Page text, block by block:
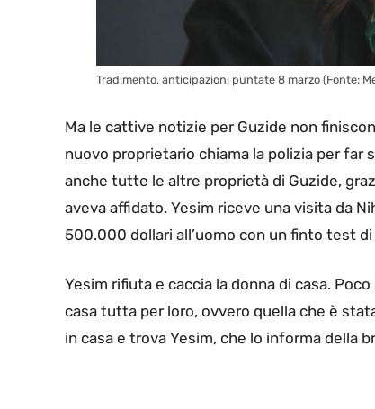
Tradimento, anticipazioni puntate 8 marzo (Fonte:
Ma le cattive notizie per Guzide non
nuovo proprietario chiama la polizia per far
anche tutte le altre proprietà di Guzide,
aveva affidato. Yesim riceve una visita da
500.000 dollari all’uomo con un finto test
Yesim rifiuta e caccia la donna di casa.
casa tutta per loro, ovvero quella che è
in casa e trova Yesim, che lo informa della